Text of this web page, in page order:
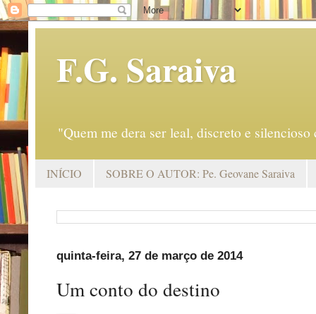
F.G. Saraiva
"Quem me dera ser leal, discreto e
INÍCIO SOBRE O AUTOR: Pe. Geovane Saraiva
quinta-feira, 27 de março de 2014
Um conto do destino